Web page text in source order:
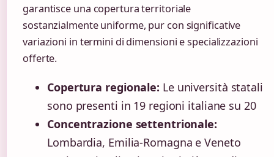
garantisce una copertura territoriale
sostanzialmente uniforme, pur con significative
variazioni in termini di dimensioni e specializzazioni
offerte.
Copertura regionale: Le università statali
sono presenti in 19 regioni italiane su 20
Concentrazione settentrionale:
Lombardia, Emilia-Romagna e Veneto